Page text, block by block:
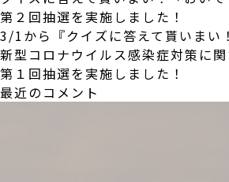
第２回抽選を実施しました！
3/1から『クイズに答えて貰いまい
新型コロナウイルス感染症対策に
第１回抽選を実施しました！
最近のコメント